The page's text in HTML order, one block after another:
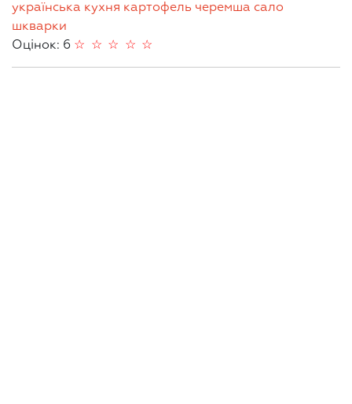
українська кухня картофель черемша сало
шкварки
Оцінок: 6
☆
☆
☆
☆
☆